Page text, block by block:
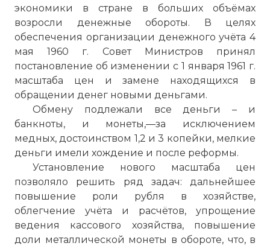
экономики в стране в больших объёмах
возросли денежные обороты. В целях
обеспечения организации денежного учёта 4
мая 1960 г. Совет Министров принял
постановление об изменении с 1 января 1961 г.
масштаба цен и замене находящихся в
обращении денег новыми деньгами.
Обмену подлежали все деньги – и
банкноты, и монеты,—за исключением
медных, достоинством 1,2 и 3 копейки, мелкие
деньги имели хождение и после реформы.
Установление нового масштаба цен
позволяло решить ряд задач: дальнейшее
повышение роли рубля в хозяйстве,
облегчение учёта и расчётов, упрощение
ведения кассового хозяйства, повышение
доли металлической монеты в обороте, что, в